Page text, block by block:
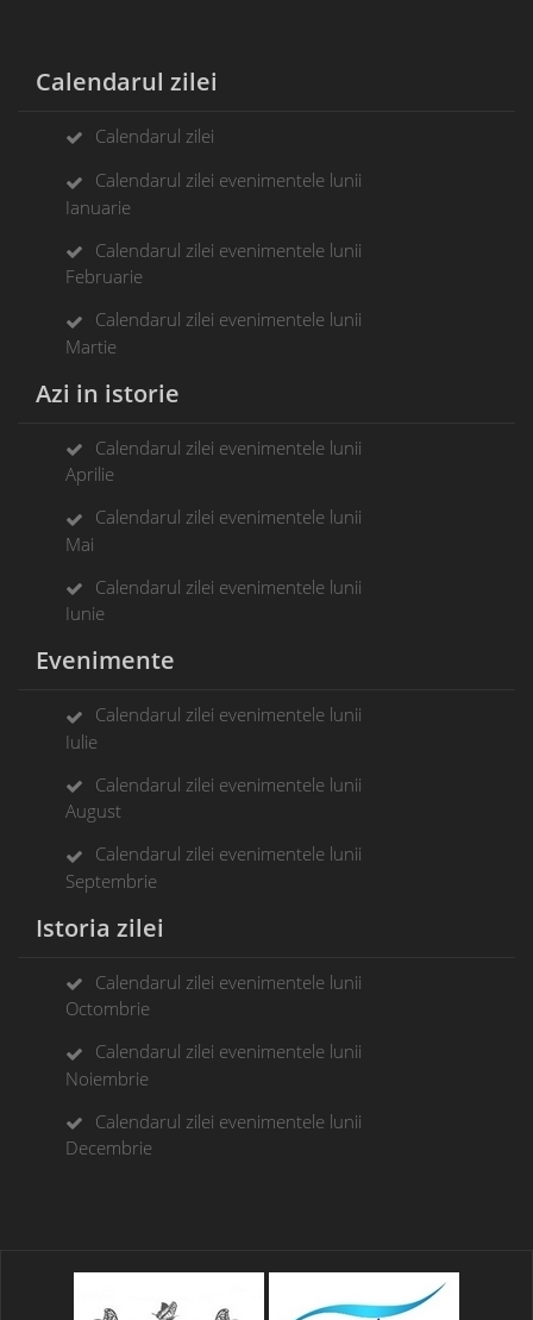
Calendarul zilei
Calendarul zilei
Calendarul zilei evenimentele lunii
Ianuarie
Calendarul zilei evenimentele lunii
Februarie
Calendarul zilei evenimentele lunii
Martie
Azi in istorie
Calendarul zilei evenimentele lunii
Aprilie
Calendarul zilei evenimentele lunii
Mai
Calendarul zilei evenimentele lunii
Iunie
Evenimente
Calendarul zilei evenimentele lunii
Iulie
Calendarul zilei evenimentele lunii
August
Calendarul zilei evenimentele lunii
Septembrie
Istoria zilei
Calendarul zilei evenimentele lunii
Octombrie
Calendarul zilei evenimentele lunii
Noiembrie
Calendarul zilei evenimentele lunii
Decembrie